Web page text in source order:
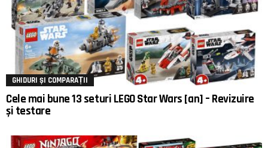
GHIDURI ȘI COMPARAȚII
Cele mai bune 13 seturi LEGO Star Wars [an] – Revizuire
și testare